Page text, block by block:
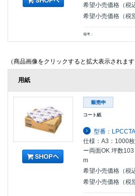
希望小売価格（税
希望小売価格（税
備考：
（商品画像をクリックすると拡大表示されます
用紙
コート紙
型番：
仕様：A3：1000
ー両面OK 坪数
m
希望小売価格（税
希望小売価格（税